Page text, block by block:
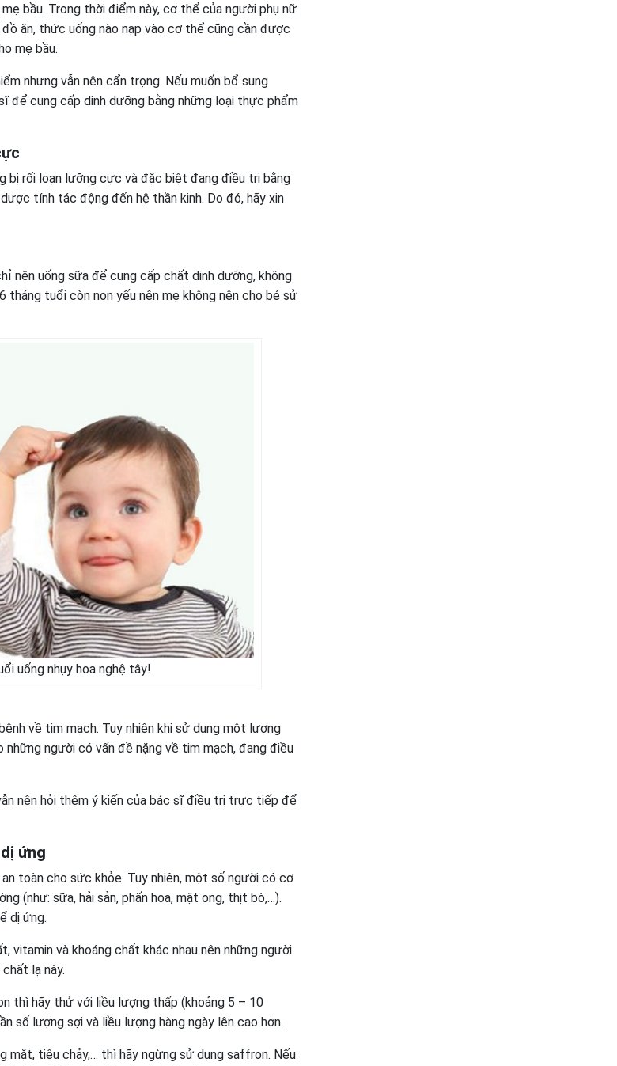
bầu. Trong thời điểm này, cơ thể của người phụ nữ
ăn, thức uống nào nạp vào cơ thể cũng cần được
mẹ bầu.
nhưng vẫn nên cẩn trọng. Nếu muốn bổ sung
cung cấp dinh dưỡng bằng những loại thực phẩm
bị rối loạn lưỡng cực và đặc biệt đang điều trị bằng
tính tác động đến hệ thần kinh. Do đó, hãy xin
nên uống sữa để cung cấp chất dinh dưỡng, không
tuổi còn non yếu nên mẹ không nên cho bé sử
uống nhụy hoa nghệ tây!
về tim mạch. Tuy nhiên khi sử dụng một lượng
người có vấn đề nặng về tim mạch, đang điều
nên hỏi thêm ý kiến của bác sĩ điều trị trực tiếp để
ứng
toàn cho sức khỏe. Tuy nhiên, một số người có cơ
(như: sữa, hải sản, phấn hoa, mật ong, thịt bò,…).
dị ứng.
vitamin và khoáng chất khác nhau nên những người
lạ này.
thì hãy thử với liều lượng thấp (khoảng 5 – 10
số lượng sợi và liều lượng hàng ngày lên cao hơn.
mặt, tiêu chảy,… thì hãy ngừng sử dụng saffron. Nếu